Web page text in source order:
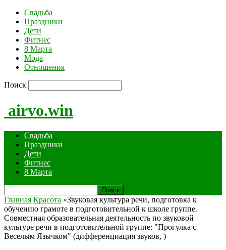
Свадьба
Праздники
Дети
Фитнес
8 Марта
Мода
Отношения
Поиск
airvo.win
Свадьба
Праздники
Дети
Фитнес
8 Марта
Главная Красота «Звуковая культура речи, подготовка к
обучению грамоте в подготовительной к школе группе.
Совместная образовательная деятельность по звуковой
культуре речи в подготовительной группе: "Прогулка с
Веселым Язычком" (дифференциация звуков, )